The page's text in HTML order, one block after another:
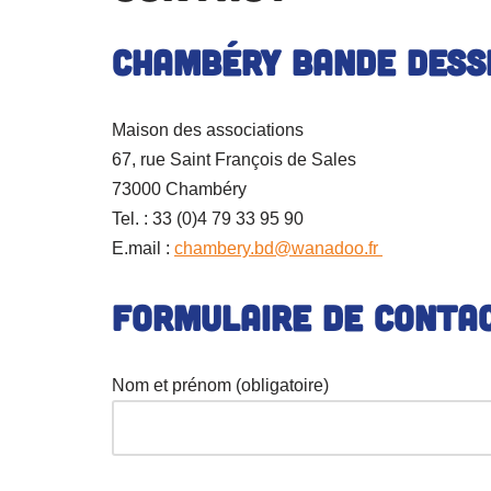
Chambéry Bande
Maison des associations
67, rue Saint François de Sales
73000 Chambéry
Tel. : 33 (0)4 79 33 95 90
E.mail : chambery.bd@wanadoo.fr
Formulaire de
Nom et prénom (obligatoire)